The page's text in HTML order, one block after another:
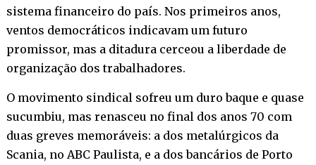
sistema financeiro do país. Nos primeiros anos,
ventos democráticos indicavam um futuro
promissor, mas a ditadura cerceou a liberdade de
organização dos trabalhadores.
O movimento sindical sofreu um duro baque e quase
sucumbiu, mas renasceu no final dos anos 70 com
duas greves memoráveis: a dos metalúrgicos da
Scania, no ABC Paulista, e a dos bancários de Porto